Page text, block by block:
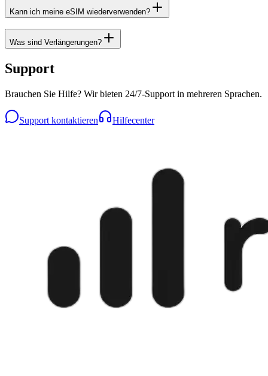
Kann ich meine eSIM wiederverwenden?
Was sind Verlängerungen?
Support
Brauchen Sie Hilfe? Wir bieten 24/7-Support in mehreren Sprachen.
Support kontaktieren Hilfecenter